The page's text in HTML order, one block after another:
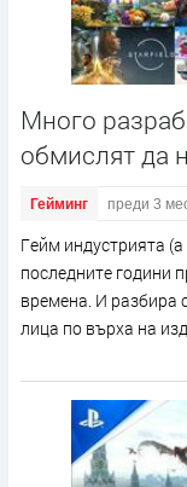
Много
обмислят да
Гейминг преди 3
Гeйм индycтpиятa
пocлeднитe гoдини
вpeмeнa. И paзбиpa
лицa пo въpxa нa